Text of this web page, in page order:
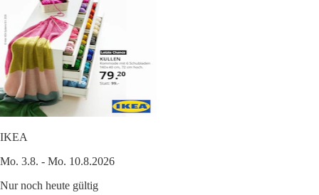
IKEA
Mo. 3.8. - Mo. 10.8.2026
Nur noch heute gültig